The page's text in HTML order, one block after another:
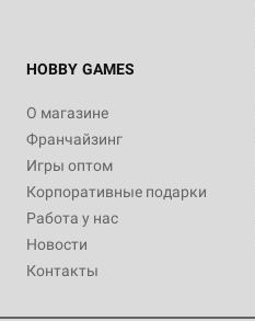
HOBBY GAMES
О магазине
Франчайзинг
Игры оптом
Корпоративные подарки
Работа у нас
Новости
Контакты